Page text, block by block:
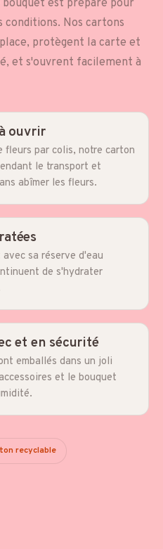
bouquet est préparé pour
conditions. Nos cartons
protègent la carte et
et s'ouvrent facilement à
ouvrir
fleurs par colis, notre carton
le transport et
abîmer les fleurs.
sa réserve d'eau
de s'hydrater
et en sécurité
emballés dans un joli
et le bouquet
recyclable